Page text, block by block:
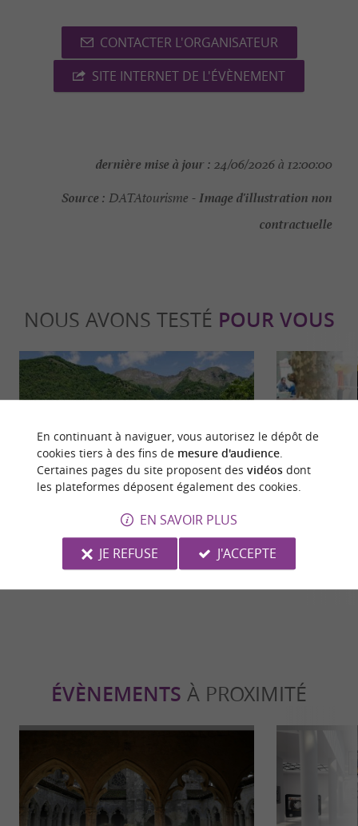
CONTACTER L'ORGANISATEUR
SITE INTERNET DE L'ÉVÈNEMENT
dernière mise à jour : 24/06/2026 à 12:00:00
Source : DATAtourisme -Image d'illustration non
contractuelle
NOUS AVONS TESTÉ POUR VOUS
Les plus beaux villages de l'Ariège
13,8 km - Aulus-les-Bains
Culturelle
ÉVÈNEMENTS À PROXIMITÉ
En continuant à naviguer, vous autorisez le dépôt de
cookies tiers à des fins de mesure d'audience.
Certaines pages du site proposent des vidéosdont
les plateformes déposent également des cookies.
EN SAVOIR PLUS
JE REFUSE
J'ACCEPTE